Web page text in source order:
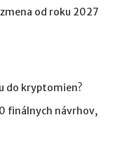
od roku 2027
do kryptomien?
finálnych návrhov,